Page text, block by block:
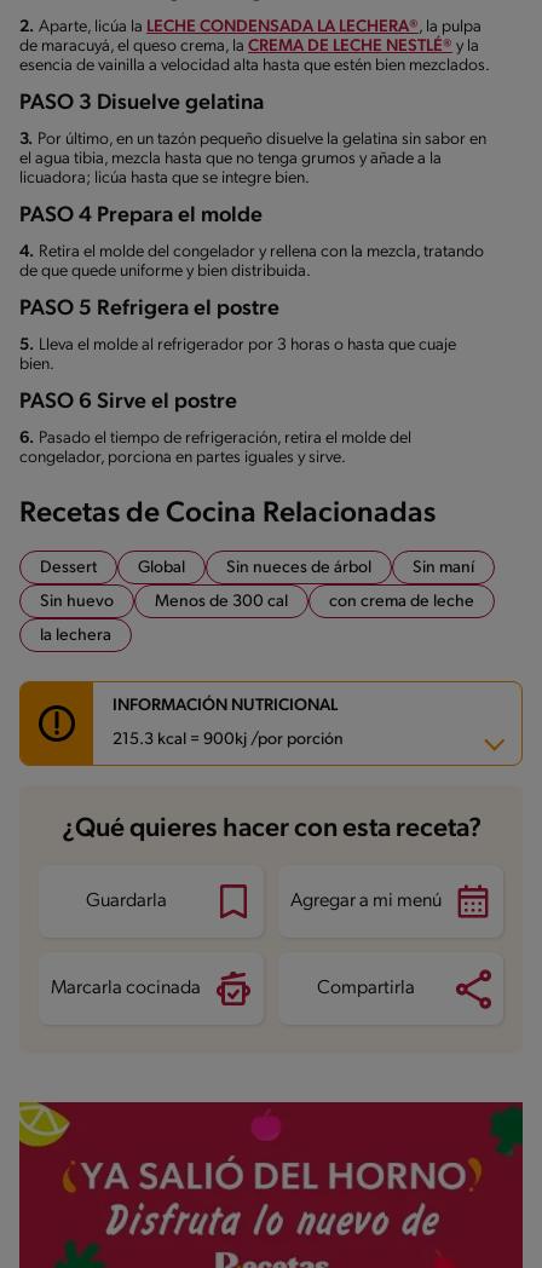
2. Aparte, licúa la LECHE CONDENSADA LA LECHERA®, la pulpa
de maracuyá, el queso crema, la CREMA DE LECHE NESTLÉ® y la
esencia de vainilla a velocidad alta hasta que estén bien mezclados.
PASO 3 Disuelve gelatina
3. Por último, en un tazón pequeño disuelve la gelatina sin sabor en
el agua tibia, mezcla hasta que no tenga grumos y añade a la
licuadora; licúa hasta que se integre bien.
PASO 4 Prepara el molde
4. Retira el molde del congelador y rellena con la mezcla, tratando
de que quede uniforme y bien distribuida.
PASO 5 Refrigera el postre
5. Lleva el molde al refrigerador por 3 horas o hasta que cuaje
bien.
PASO 6 Sirve el postre
6. Pasado el tiempo de refrigeración, retira el molde del
congelador, porciona en partes iguales y sirve.
Recetas de Cocina Relacionadas
Dessert Global Sin nueces de árbol
Sin maní
Sin huevo
Menos de 300 cal
con crema de leche
la lechera
INFORMACIÓN NUTRICIONAL
215.3 kcal = 900kj /por porción
Carbohidratos 27.2 g
Energía 215.3 kcal
Proteína
Grasas saturadas 5.8 g
¿Qué quieres hacer con esta receta?
Guardarla Agregar a mi menú
Marcarla cocinada Compartirla